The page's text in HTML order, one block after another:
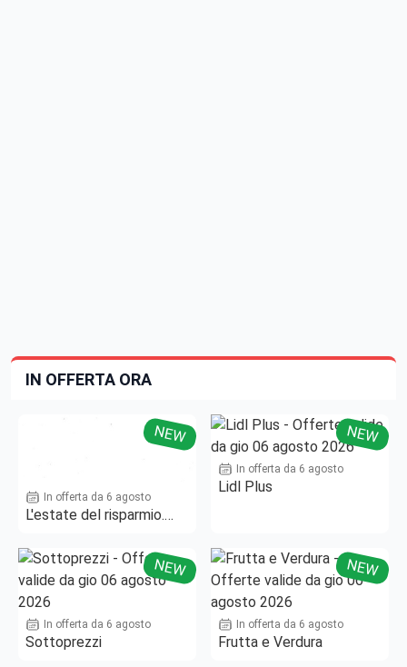
IN OFFERTA ORA
NEW
In offerta da 6 agosto
L'estate del risparmio.
NEW
In offerta da 6 agosto
Lidl Plus
NEW
In offerta da 6 agosto
Sottoprezzi
NEW
In offerta da 6 agosto
Frutta e Verdura